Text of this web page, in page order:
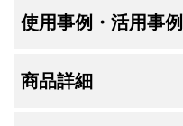
使用事例・活用事例
商品詳細